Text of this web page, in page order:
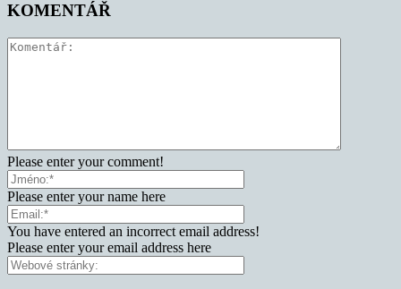
KOMENTÁŘ
Please enter your comment!
Please enter your name here
You have entered an incorrect email address!
Please enter your email address here